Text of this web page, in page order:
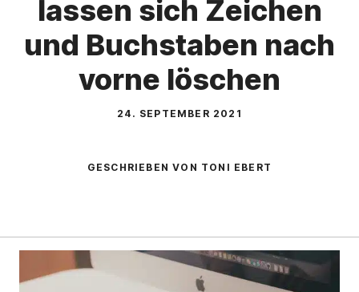
lassen sich Zeichen
und Buchstaben nach
vorne löschen
24. SEPTEMBER 2021
GESCHRIEBEN VON TONI EBERT